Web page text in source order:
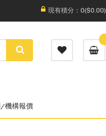
現有積分：0($0.00)
機構報價